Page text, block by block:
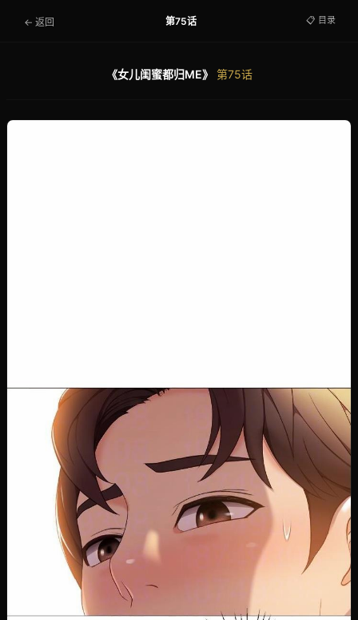
← 返回 第75话 📋 目录
《女儿闺蜜都归ME》 第75话